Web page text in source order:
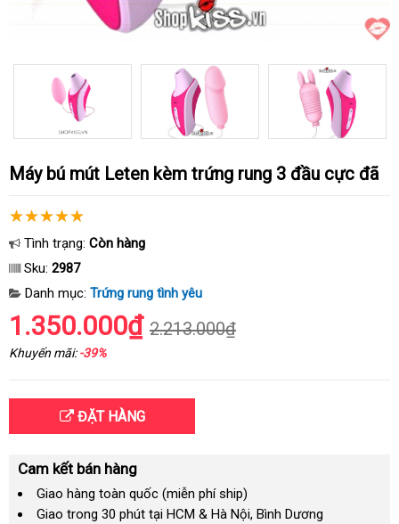
Máy bú mút Leten kèm trứng rung 3 đầu cực đã
Tình trạng: Còn hàng
Sku: 2987
Danh mục: Trứng rung tình yêu
1.350.000₫ 2.213.000₫
Khuyến mãi:-39%
ĐẶT HÀNG
Cam kết bán hàng
Giao hàng toàn quốc (miễn phí ship)
Giao trong 30 phút tại HCM & Hà Nội, Bình Dương